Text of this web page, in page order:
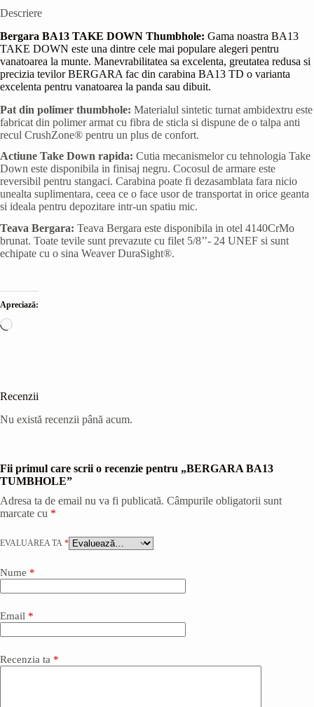
Descriere
Bergara BA13 TAKE DOWN Thumbhole: Gama noastra BA13
TAKE DOWN este una dintre cele mai populare alegeri pentru
vanatoarea la munte. Manevrabilitatea sa excelenta, greutatea redusa si
precizia tevilor BERGARA fac din carabina BA13 TD o varianta
excelenta pentru vanatoarea la panda sau dibuit.
Pat din polimer thumbhole: Materialul sintetic turnat ambidextru este
fabricat din polimer armat cu fibra de sticla si dispune de o talpa anti
recul CrushZone® pentru un plus de confort.
Actiune Take Down rapida: Cutia mecanismelor cu tehnologia Take
Down este disponibila in finisaj negru. Cocosul de armare este
reversibil pentru stangaci. Carabina poate fi dezasamblata fara nicio
unealta suplimentara, ceea ce o face usor de transportat in orice geanta
si ideala pentru depozitare intr-un spatiu mic.
Teava Bergara: Teava Bergara este disponibila in otel 4140CrMo
brunat. Toate tevile sunt prevazute cu filet 5/8’’- 24 UNEF si sunt
echipate cu o sina Weaver DuraSight®.
Apreciază:
Încarc...
Recenzii
Nu există recenzii până acum.
Fii primul care scrii o recenzie pentru „BERGARA BA13
TUMBHOLE”
Adresa ta de email nu va fi publicată. Câmpurile obligatorii sunt
marcate cu *
EVALUAREA TA *
Nume *
Email *
Recenzia ta *